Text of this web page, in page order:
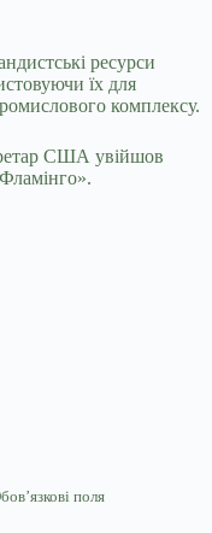
ресурси
їх для
комплексу.
США увійшов
поля